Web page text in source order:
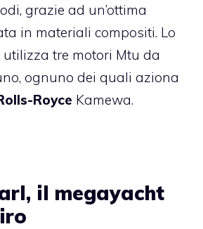
grazie ad un’ottima
in materiali compositi. Lo
tre motori Mtu da
ognuno dei quali aziona
Royce Kamewa.
il megayacht